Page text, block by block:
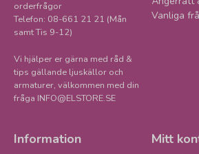
orderfrågor
Telefon: 08-661 21 21 (Mån
samt Tis 9-12)
Vi hjälper er gärna med råd &
tips gällande ljuskällor och
armaturer, välkommen med din
fråga INFO@ELSTORE.SE
Vanliga
Information Mitt